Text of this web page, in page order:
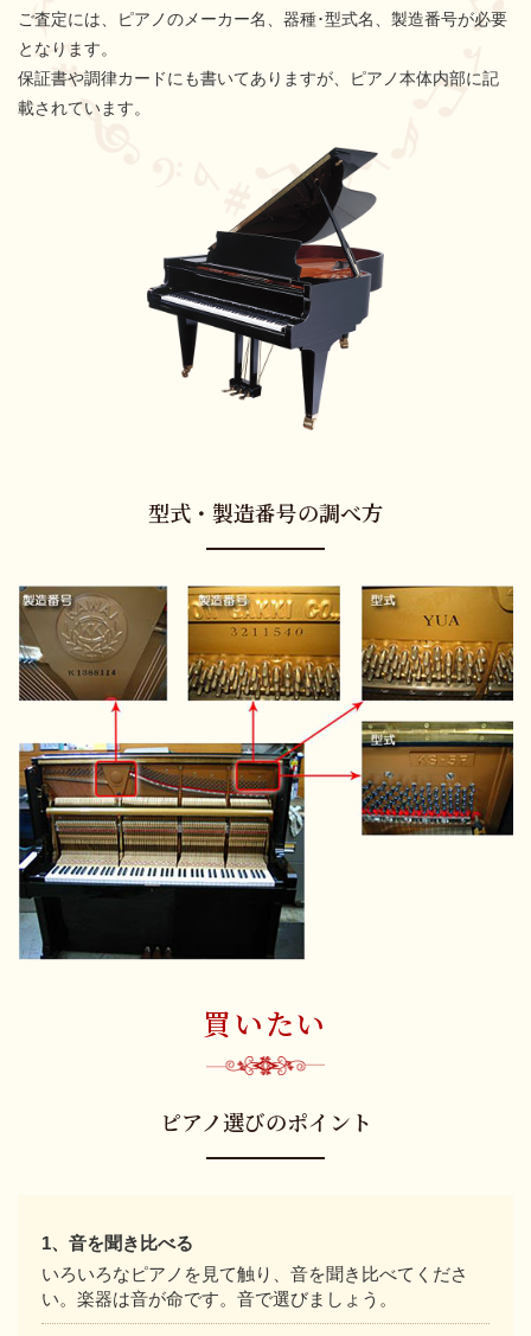
ご査定には、ピアノのメーカー名、器種･型式名、製造番号が必要
となります。
保証書や調律カードにも書いてありますが、ピアノ本体内部に記
載されています。
型式・製造番号の調べ方
買いたい
ピアノ選びのポイント
1、音を聞き比べる
いろいろなピアノを見て触り、音を聞き比べてくださ
い。楽器は音が命です。音で選びましょう。